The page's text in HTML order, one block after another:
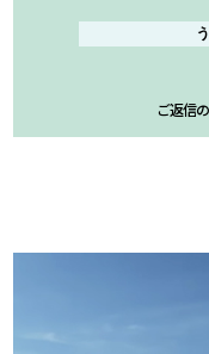
ご返信